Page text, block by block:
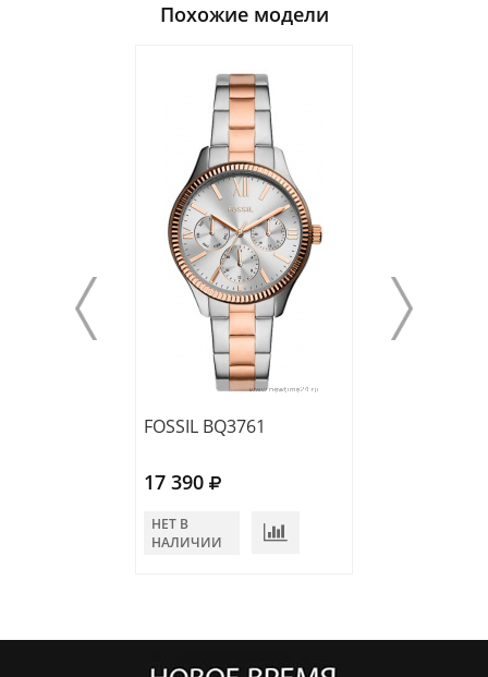
Похожие модели
FOSSIL BQ3761
17 390
НЕТ В
НАЛИЧИИ